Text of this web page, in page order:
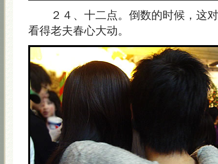
２４、十二点。倒数的时候，这对
看得老夫春心大动。